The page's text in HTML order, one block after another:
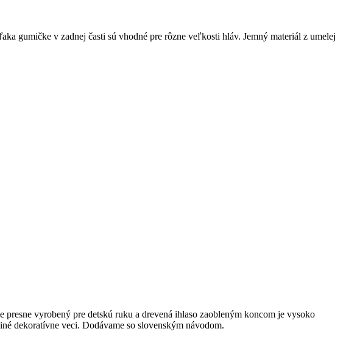
gumičke v zadnej časti sú vhodné pre rôzne veľkosti hláv. Jemný materiál z umelej
vyrobený pre detskú ruku a drevená ihlaso zaobleným koncom je vysoko
dekoratívne veci. Dodávame so slovenským návodom.